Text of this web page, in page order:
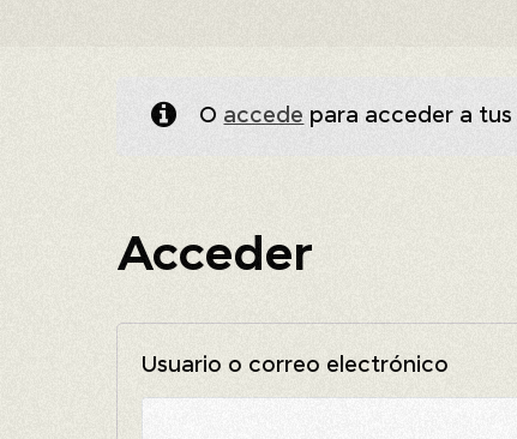
O accede para acceder a
Acceder
Usuario o correo electrónico